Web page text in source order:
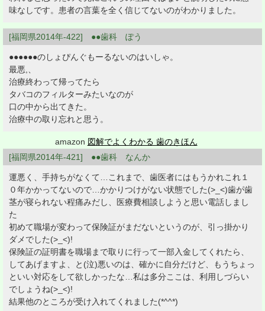
味なしです。患者の言葉を全く信じてないのがわかりました。
[福岡県2014年-422] ●●歯科 ぽう
●●●●●●のしょぴんぐもーるないのはいしゃ。
最悪,、
治療終わって帰ってたら
タバコのフィルターみたいなのが
口の中から出てきた。
治療中の取り忘れと思う。
amazon 図解でよくわかる 歯のきほん
[福岡県2014年-421] ●●歯科 なんか
運悪く、手持ちがなくて…これまで、歯医者にはもうかれこれ１
０年かかってないので…かかりつけがない状態でした(>_<)歯が歯
茎が寝られない程痛みだし、医療費相談しようと思い電話しまし
た
初めて職場が変わって保険証がまだないというのが、引っ掛かり
ダメでした(>_<)!
保険証の証明書を職場まで取りに行って一部入金してくれたら、
してあげますよ、と(泣)悪いのは、確かに自分だけど、もうちょっ
といい対応をして欲しかったな…私は多分ここは、利用しづらい
でしょうね(>_<)!
結果他のところが受け入れてくれました(*^^*)